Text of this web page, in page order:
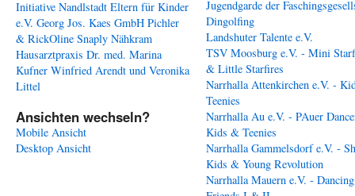
Initiative Nandlstadt Eltern für Kinder
e.V. Georg Jos. Kaes GmbH Pichler
& RickOline Snaply Nähkram
Hausarztpraxis Dr. med. Marina
Kufner Winfried Arendt und Veronika
Littel
Ansichten wechseln?
Mobile Ansicht
Desktop Ansicht
Jugendgarde der
Dingolfing
Landshuter Talente e.V.
TSV Moosburg e.V. - Mini
& Little Starfires
Narrhalla Attenkirchen e.V. -
Teenies
Narrhalla Au e.V. - PAuer
Kids & Teenies
Narrhalla Gammelsdorf e.V. -
Kids & Young Revolution
Narrhalla Mauern e.V. - Dancing